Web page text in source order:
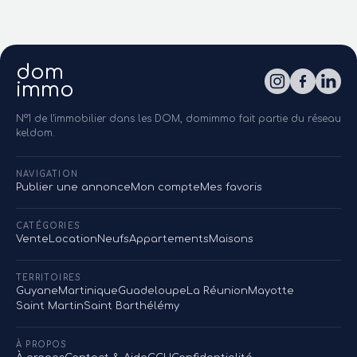
dom
immo
N°1 de l'immobilier dans les DOM, domimmo fait partie du réseau
keldom.
NAVIGATION
Publier une annonceMon compteMes favoris
CATÉGORIES
Vente LocationNeufsAppartementsMaisons
TERRITOIRES
GuyaneMartiniqueGuadeloupe La RéunionMayotte
Saint MartinSaint Barthélémy
À PROPOS